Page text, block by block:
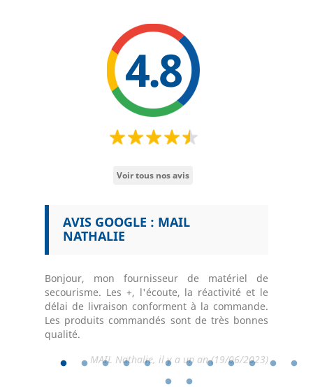
4.8
Voir tous nos avis
AVIS GOOGLE : MAIL
NATHALIE
Bonjour, mon fournisseur de matériel de
secourisme. Les +, l'écoute, la réactivité et le
délai de livraison conforment à la commande.
Les produits commandés sont de très bonnes
qualité.
MAIL Nathalie, il y a un an (19/06/2023)